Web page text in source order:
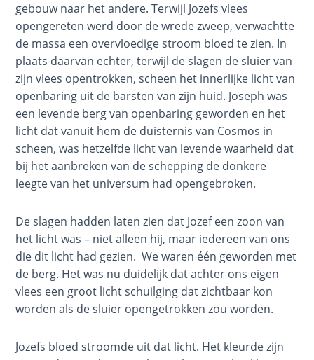
The Gospel
of John:
Manifesting
God’s Glory
- Book 4
The Gospel
of John:
Manifesting
God’s Glory
- Book 5
Paul’s
Epistle
To the
Saints
in
Rome
gebouw naar het andere. Terwijl Jozefs vlees
opengereten werd door de wrede zweep, verwachtte
de massa een overvloedige stroom bloed te zien. In
plaats daarvan echter, terwijl de slagen de sluier van
zijn vlees opentrokken, scheen het innerlijke licht van
openbaring uit de barsten van zijn huid. Joseph was
een levende berg van openbaring geworden en het
licht dat vanuit hem de duisternis van Cosmos in
scheen, was hetzelfde licht van levende waarheid dat
bij het aanbreken van de schepping de donkere
leegte van het universum had opengebroken.
De slagen hadden laten zien dat Jozef een zoon van
het licht was – niet alleen hij, maar iedereen van ons
die dit licht had gezien. We waren één geworden met
de berg. Het was nu duidelijk dat achter ons eigen
vlees een groot licht schuilging dat zichtbaar kon
worden als de sluier opengetrokken zou worden.
Jozefs bloed stroomde uit dat licht. Het kleurde zijn